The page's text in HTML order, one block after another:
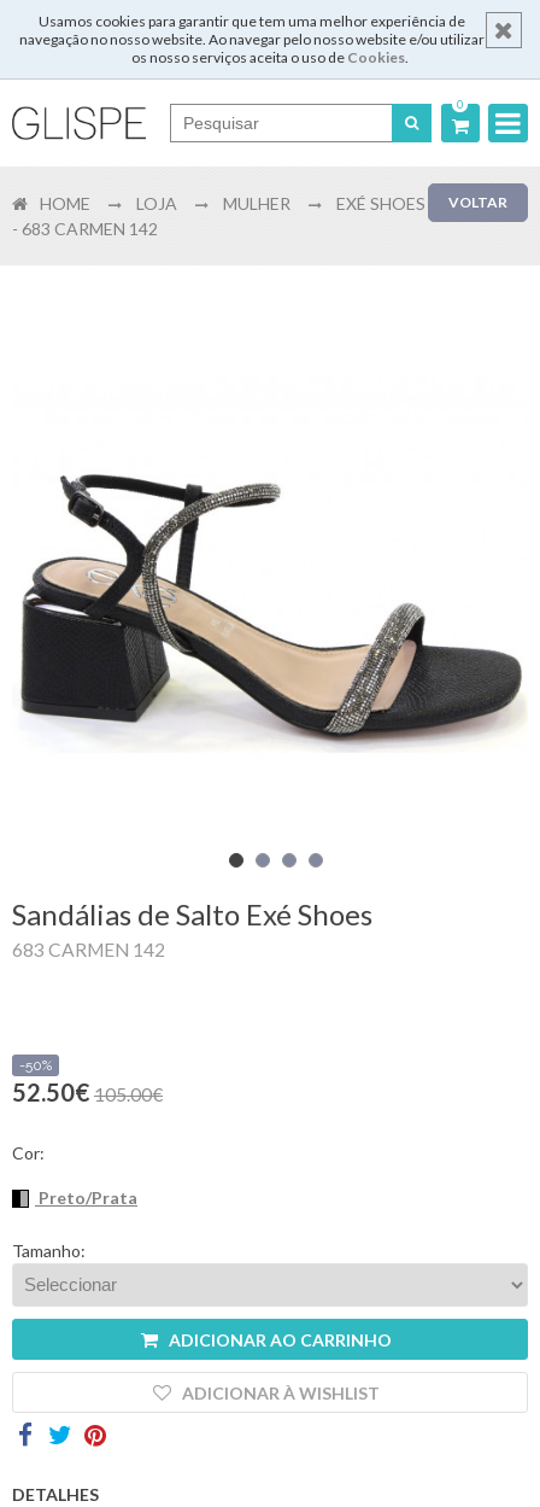
Usamos cookies para garantir que tem uma melhor experiência de
navegação no nosso website. Ao navegar pelo nosso website e/ou utilizar
os nosso serviços aceita o uso de Cookies.
0
English
Registar
Carrinho
de
compras
Glispe
Marcas
Outlet
VOLTAR
HOME LOJA MULHER
EXÉ SHOES
- 683 CARMEN 142
Sandálias de Salto Exé Shoes
683 CARMEN 142
-50%
52.50€ 105.00€
Cor:
Preto/Prata
Tamanho:
ADICIONAR AO CARRINHO
ADICIONAR À WISHLIST
DETALHES